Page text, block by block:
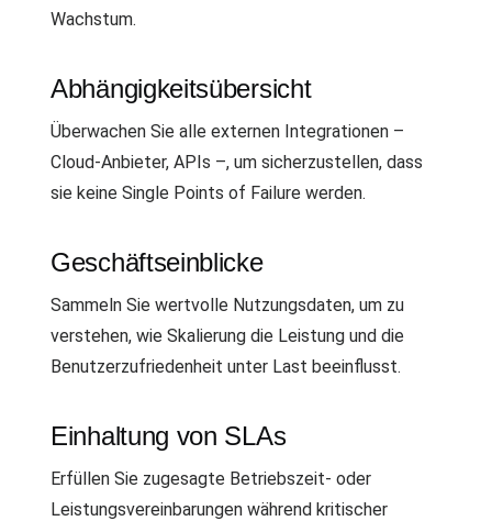
Wachstum.
Abhängigkeitsübersicht
Überwachen Sie alle externen Integrationen –
Cloud-Anbieter, APIs –, um sicherzustellen, dass
sie keine Single Points of Failure werden.
Geschäftseinblicke
Sammeln Sie wertvolle Nutzungsdaten, um zu
verstehen, wie Skalierung die Leistung und die
Benutzerzufriedenheit unter Last beeinflusst.
Einhaltung von SLAs
Erfüllen Sie zugesagte Betriebszeit- oder
Leistungsvereinbarungen während kritischer